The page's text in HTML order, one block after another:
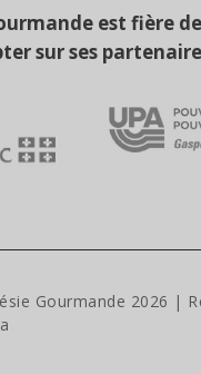
est fière
sur ses
Gourmande 2026 |